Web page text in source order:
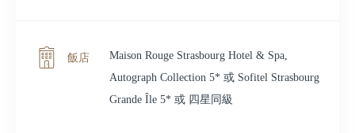
飯店
Maison Rouge Strasbourg Hotel & Spa,
Autograph Collection 5* 或 Sofitel Strasbourg
Grande Île 5* 或 四星同級